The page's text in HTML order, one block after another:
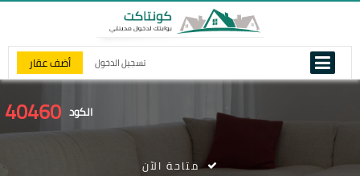
تسجيل الدخول أضف عقار
الكود 40460
متاحة الآن